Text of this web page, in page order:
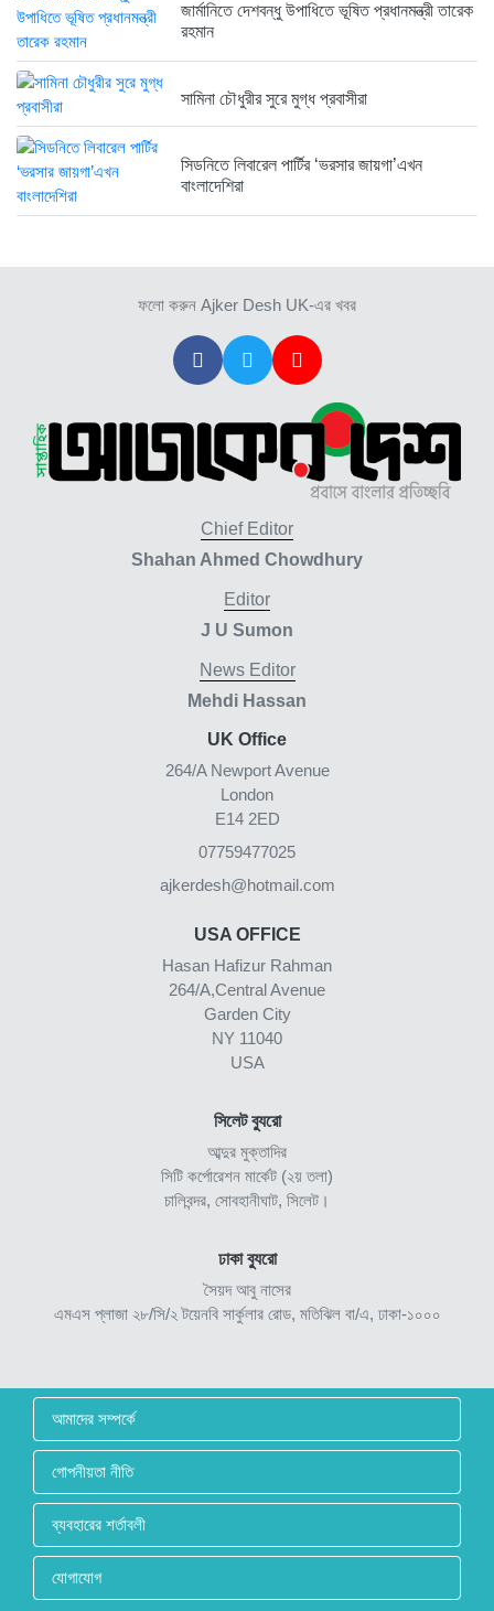
জার্মানিতে দেশবন্ধু উপাধিতে ভূষিত প্রধানমন্ত্রী তারেক
রহমান
সামিনা চৌধুরীর সুরে মুগ্ধ প্রবাসীরা
সিডনিতে লিবারেল পার্টির ‘ভরসার জায়গা’এখন
বাংলাদেশিরা
ফলো করুন Ajker Desh UK-এর খবর
Chief Editor
Shahan Ahmed Chowdhury
Editor
J U Sumon
News Editor
Mehdi Hassan
UK Office
264/A Newport Avenue
London
E14 2ED
07759477025
ajkerdesh@hotmail.com
USA OFFICE
Hasan Hafizur Rahman
264/A,Central Avenue
Garden City
NY 11040
USA
সিলেট ব্যুরো
আব্দুর মুক্তাদির
সিটি কর্পোরেশন মার্কেট (২য় তলা)
চালিবন্দর, সোবহানীঘাট, সিলেট।
ঢাকা ব্যুরো
সৈয়দ আবু নাসের
এমএস প্লাজা ২৮/সি/২ টয়েনবি সার্কুলার রোড, মতিঝিল বা/এ, ঢাকা-১০০০
আমাদের সম্পর্কে
গোপনীয়তা নীতি
ব্যবহারের শর্তাবলী
যোগাযোগ